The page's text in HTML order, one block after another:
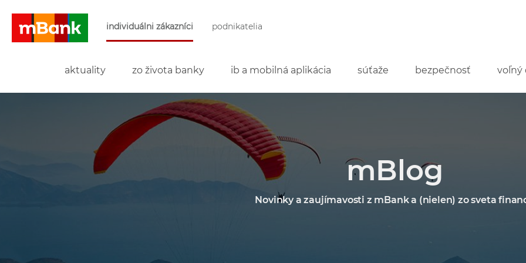
individuálni zákazníci podnikatelia
aktuality zo života banky ib a mobilná aplikácia súťaže bezpečnosť voľný
mBlog
Novinky a zaujímavosti z mBank a (nielen) zo sveta